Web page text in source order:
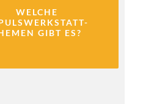
WELCHE
GIBT ES?